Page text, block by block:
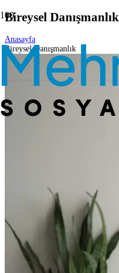
Bireysel Danışmanlık
Anasayfa
Bireysel Danışmanlık